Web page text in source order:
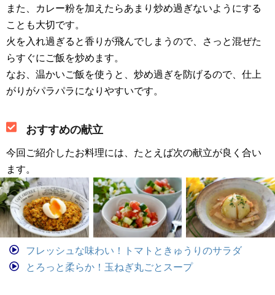
また、カレー粉を加えたらあまり炒め過ぎないようにする
ことも大切です。
火を入れ過ぎると香りが飛んでしまうので、さっと混ぜた
らすぐにご飯を炒めます。
なお、温かいご飯を使うと、炒め過ぎを防げるので、仕上
がりがパラパラになりやすいです。
おすすめの献立
今回ご紹介したお料理には、たとえば次の献立が良く合い
ます。
フレッシュな味わい！トマトときゅうりのサラダ
とろっと柔らか！玉ねぎ丸ごとスープ